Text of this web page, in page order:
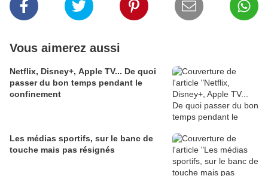
Vous aimerez aussi
Netflix, Disney+, Apple TV... De quoi
passer du bon temps pendant le
confinement
Les médias sportifs, sur le banc de
touche mais pas résignés